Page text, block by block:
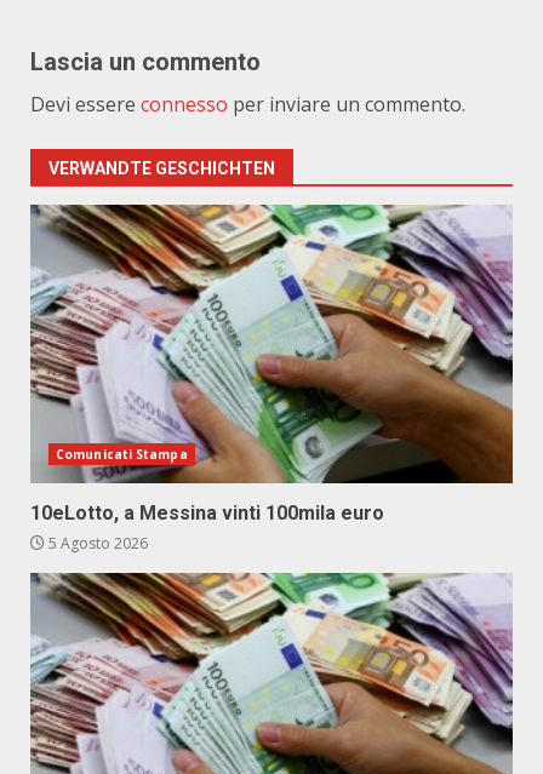
Lascia un commento
Devi essere connesso per inviare un commento.
VERWANDTE GESCHICHTEN
Comunicati Stampa
10eLotto, a Messina vinti 100mila euro
5 Agosto 2026